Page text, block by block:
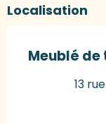
Localisation
Meublé de
13